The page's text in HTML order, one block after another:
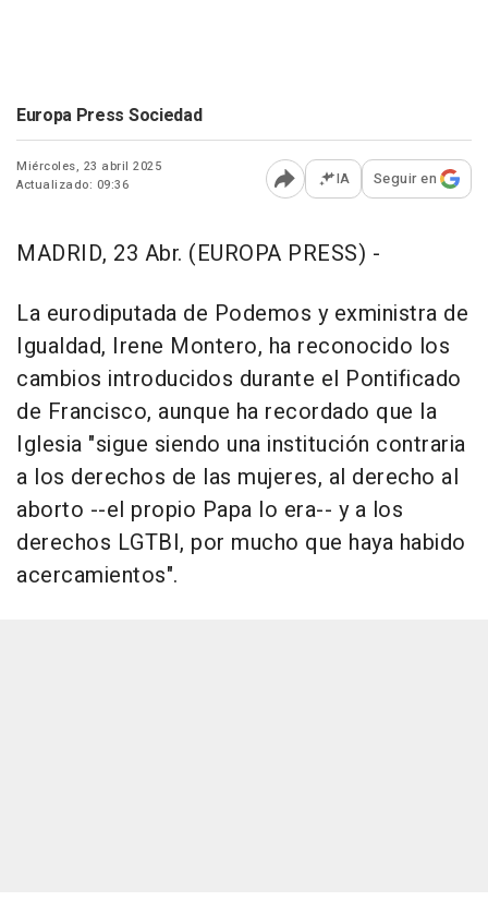
Europa Press Sociedad
Miércoles, 23 abril 2025
Actualizado: 09:36
Abrir opciones para
IA Seguir en
MADRID, 23 Abr. (EUROPA PRESS) -
La eurodiputada de Podemos y exministra de
Igualdad, Irene Montero, ha reconocido los
cambios introducidos durante el Pontificado
de Francisco, aunque ha recordado que la
Iglesia "sigue siendo una institución contraria
a los derechos de las mujeres, al derecho al
aborto --el propio Papa lo era-- y a los
derechos LGTBI, por mucho que haya habido
acercamientos".